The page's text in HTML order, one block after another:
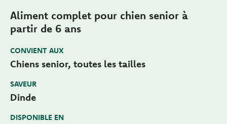
Aliment complet pour chien senior à
partir de 6 ans
CONVIENT AUX
Chiens senior, toutes les tailles
SAVEUR
Dinde
DISPONIBLE EN